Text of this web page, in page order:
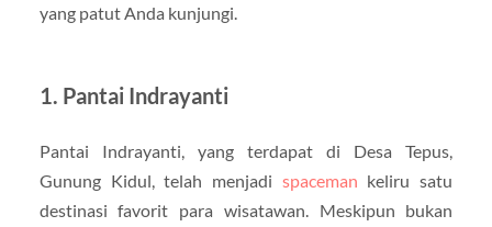
yang patut Anda kunjungi.
1. Pantai Indrayanti
Pantai Indrayanti, yang terdapat di Desa Tepus,
Gunung Kidul, telah menjadi spaceman keliru satu
destinasi favorit para wisatawan. Meskipun bukan